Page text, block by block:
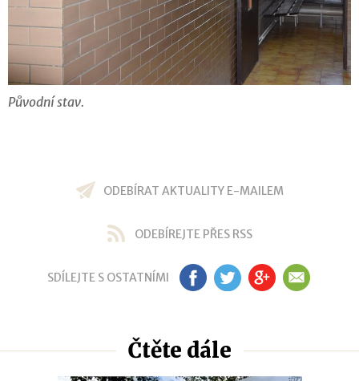
Původní stav.
ODEBÍRAT AKTUALITY E-MAILEM
ODEBÍREJTE PŘES RSS
SDÍLEJTE S OSTATNÍMI FB TW GP EM
Čtěte dále